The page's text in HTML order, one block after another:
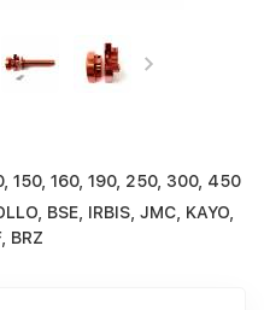
150, 160, 190, 250, 300, 450
BSE, IRBIS, JMC, KAYO,
BRZ